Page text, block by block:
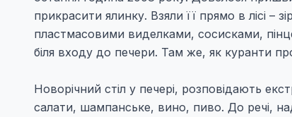
прикрасити ялинку. Взяли її прямо в лісі –
пластмасовими виделками, сосисками,
біля входу до печери. Там же, як куранти
Новорічний стіл у печері, розповідають
салати, шампанське, вино, пиво. До речі,